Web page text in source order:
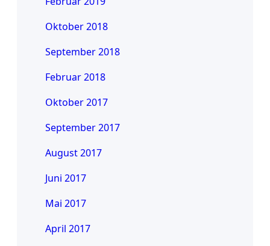
Oktober 2018
September 2018
Februar 2018
Oktober 2017
September 2017
August 2017
Juni 2017
Mai 2017
April 2017